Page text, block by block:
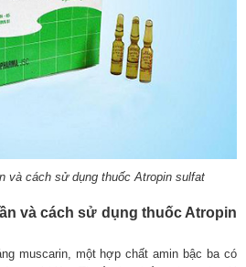
và cách sử dụng thuốc Atropin sulfat
và cách sử dụng thuốc Atropin
muscarin, một hợp chất amin bậc ba có